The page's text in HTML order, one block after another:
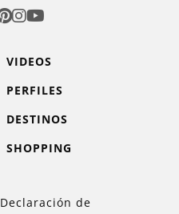
VIDEOS
PERFILES
DESTINOS
SHOPPING
Declaración de